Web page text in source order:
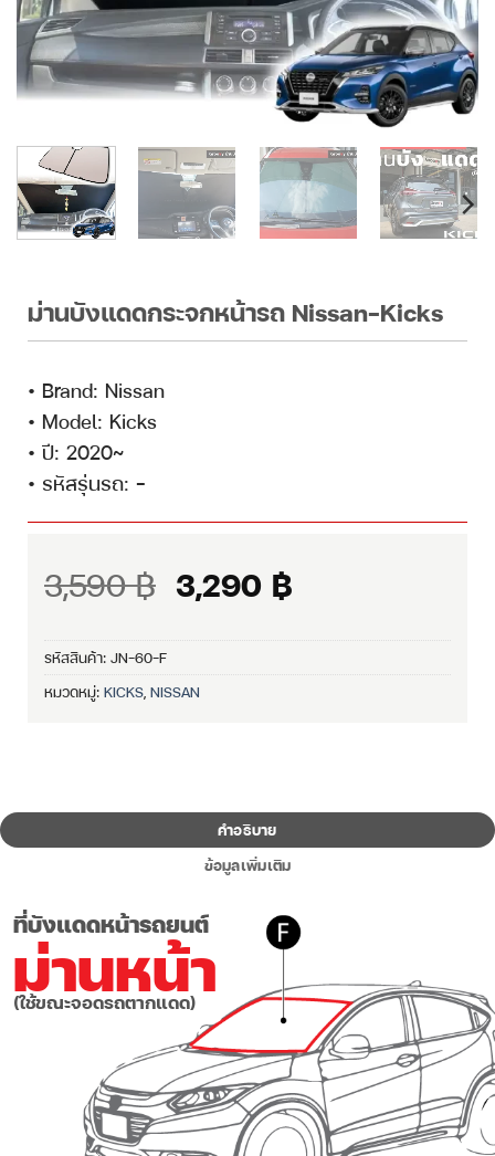
ม่านบังแดดกระจกหน้ารถ Nissan-Kicks
• Brand: Nissan
• Model: Kicks
• ปี: 2020~
• รหัสรุ่นรถ: –
3,590฿ Original
price
was:
3,590 ฿.
3,290 ฿Current
is:
3,290 ฿.
รหัสสินค้า: JN-60-F
หมวดหมู่: KICKS, NISSAN
คำอธิบาย
ข้อมูลเพิ่มเติม
ที่บังแดดหน้ารถยนต์
ม่านหน้า
(ใช้ขณะจอดรถตากแดด)